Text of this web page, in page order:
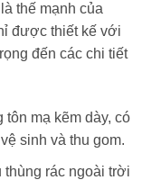
thế mạnh của
được thiết kế với
đến các chi tiết
tôn mạ kẽm dày, có
sinh và thu gom.
thùng rác ngoài trời